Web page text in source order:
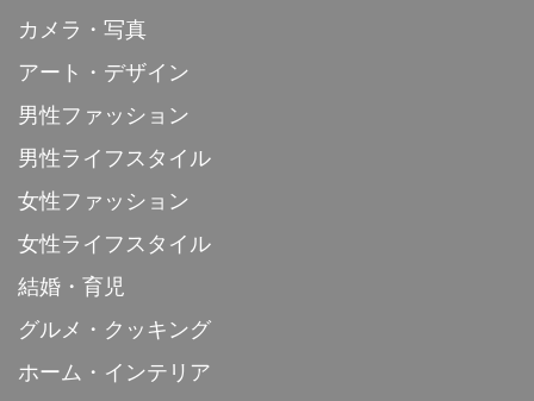
カメラ・写真
アート・デザイン
男性ファッション
男性ライフスタイル
女性ファッション
女性ライフスタイル
結婚・育児
グルメ・クッキング
ホーム・インテリア